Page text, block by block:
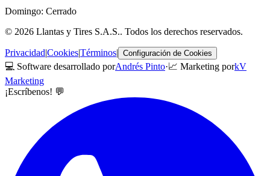
Domingo: Cerrado
© 2026 Llantas y Tires S.A.S.. Todos los derechos reservados.
Privacidad|Cookies|Términos| Configuración de Cookies
💻 Software desarrollado porAndrés Pinto·📈 Marketing porkV
Marketing
¡Escríbenos! 💬